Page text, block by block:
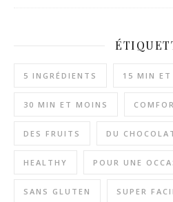
5 INGRÉDIENTS 15 MIN ET
30 MIN ET MOINS
DES FRUITS DU
HEALTHY POUR UNE
SANS GLUTEN SUPER